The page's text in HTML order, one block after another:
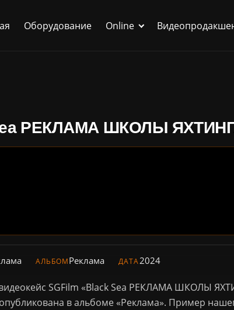
Оборудование Online
РЕКЛАМА ШКОЛЫ
АЛЬБОМРеклама ДАТА2024
SGFilm «Black Sea РЕКЛАМА ШКОЛЫ
в альбоме «Реклама». Пример